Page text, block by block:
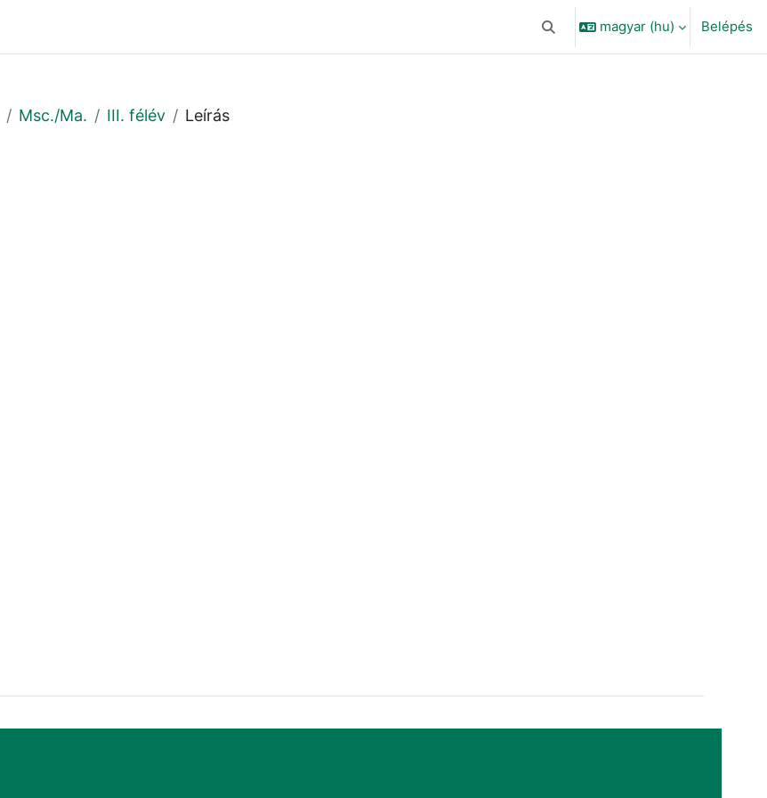
Keresési bemeneti adatok váltása
magyar ‎(hu)‎ Belépés
Msc./Ma. III. félév Leírás